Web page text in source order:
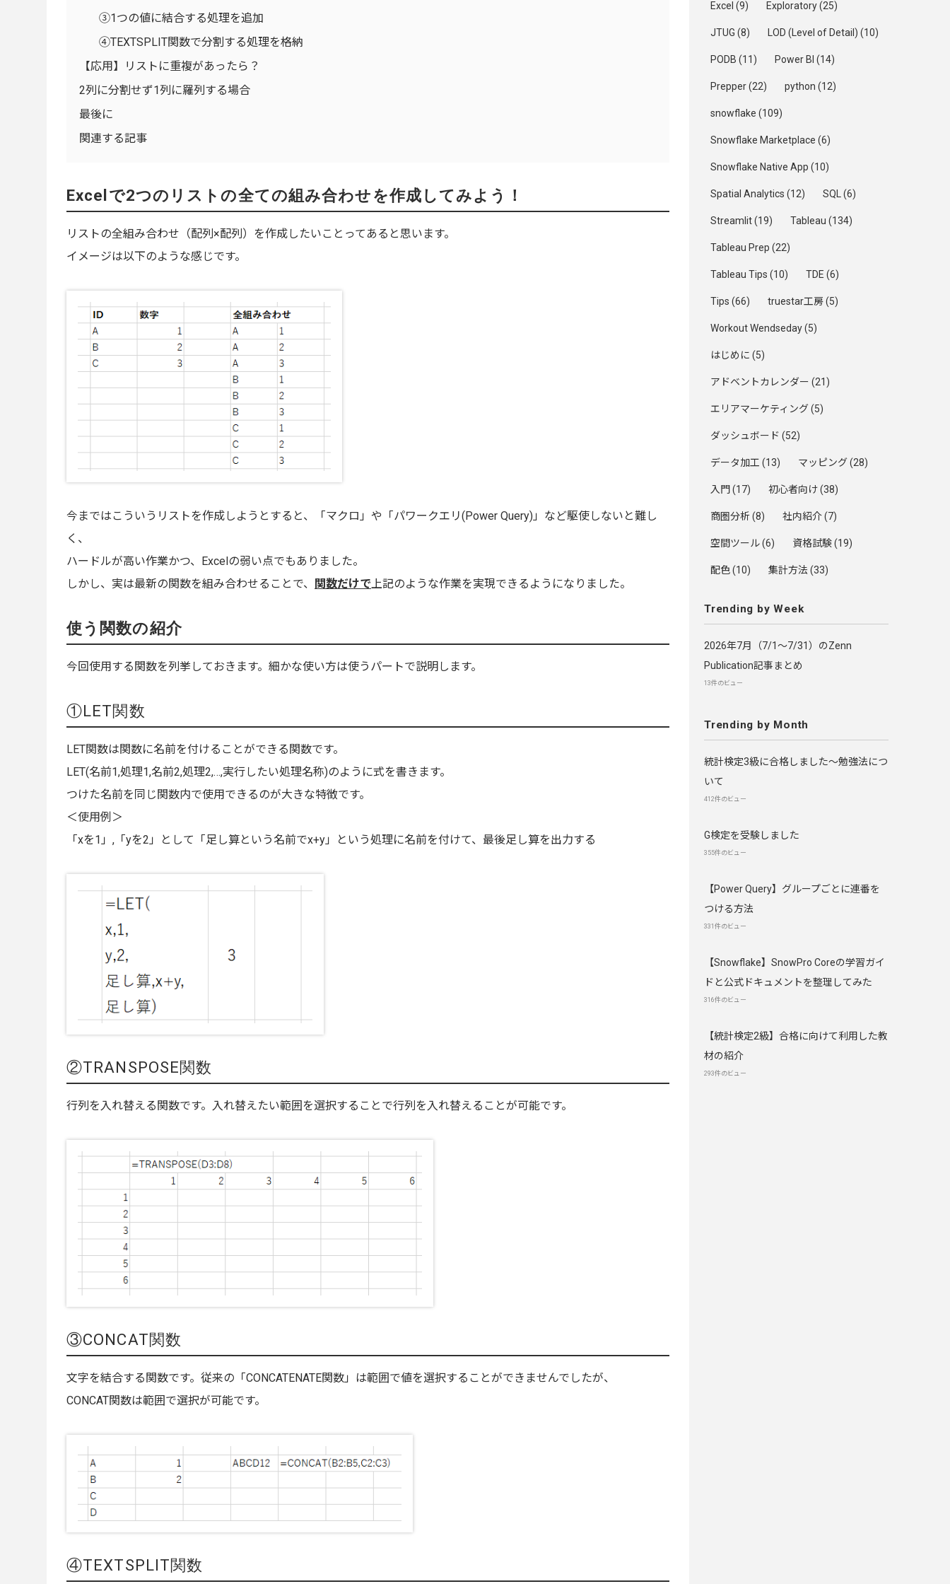
③1つの値に結合する処理を追加
④TEXTSPLIT関数で分割する処理を格納
【応用】リストに重複があったら？
2列に分割せず1列に羅列する場合
最後に
関連する記事
Excelで2つのリストの全ての組み合わせを作成してみよう！
リストの全組み合わせ（配列×配列）を作成したいことってあると思います。
イメージは以下のような感じです。
今まではこういうリストを作成しようとすると、「マクロ」や「パワークエリ(Power Query)」など駆使しないと難し
く、
ハードルが高い作業かつ、Excelの弱い点でもありました。
しかし、実は最新の関数を組み合わせることで、
関数だけで上記のような作業を実現できるようになりました。
使う関数の紹介
今回使用する関数を列挙しておきます。細かな使い方は使うパートで説明します。
①LET関数
LET関数は関数に名前を付けることができる関数です。
LET(名前1,処理1,名前2,処理2,…,実行したい処理名称)のように式を書きます。
つけた名前を同じ関数内で使用できるのが大きな特徴です。
＜使用例＞
「xを1」,「yを2」として「足し算という名前でx+y」という処理に名前を付けて、最後足し算を出力する
②TRANSPOSE関数
行列を入れ替える関数です。入れ替えたい範囲を選択することで行列を入れ替えることが可能です。
③CONCAT関数
文字を結合する関数です。従来の「CONCATENATE関数」は範囲で値を選択することができませんでしたが、
CONCAT関数は範囲で選択が可能です。
④TEXTSPLIT関数
Excel (9) Exploratory(25)
JTUG (8) LOD (Level of Detail) (10)
PODB (11) Power BI (14)
Prepper(22) python (12)
snowflake (109)
Snowflake Marketplace (6)
Snowflake Native App (10)
Spatial Analytics (12) SQL (6)
Streamlit(19) Tableau (134)
Tableau Prep (22)
Tableau Tips (10) TDE (6)
Tips (66) truestar工房(5)
Workout Wendseday(5)
はじめに (5)
アドベントカレンダー (21)
エリアマーケティング(5)
ダッシュボード (52)
データ加工 (13) マッピング(28)
入門(17) 初心者向け(38)
商圏分析(8) 社内紹介(7)
空間ツール(6) 資格試験(19)
配色(10) 集計方法 (33)
Trending by Week
2026年7月（7/1〜7/31）のZenn
Publication記事まとめ
13件のビュー
Trending by Month
統計検定3級に合格しました～勉強法につ
いて
412件のビュー
G検定を受験しました
355件のビュー
【Power Query】グループごとに連番を
つける方法
331件のビュー
【Snowflake】SnowPro Coreの学習ガイ
ドと公式ドキュメントを整理してみた
316件のビュー
【統計検定2級】合格に向けて利用した教
材の紹介
293件のビュー